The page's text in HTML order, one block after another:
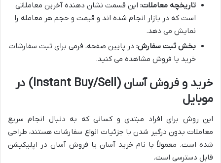
تاریخچه معاملات: این قسمت نشان دهنده آخرین معاملاتی
است که در بازار انجام شده اند و قیمت و حجم هر معامله را
نمایش می دهد.
بخش ثبت سفارش: در پایین صفحه، فرمی برای ثبت سفارشات
خرید یا فروش مشاهده می کنید.
خرید و فروش آسان (Instant Buy/Sell) در
موبایل
این روش برای افراد مبتدی و کسانی که به دنبال انجام سریع
معاملات بدون درگیر شدن با جزئیات انواع سفارشات هستند، طراحی
شده است. معمولاً با نام خرید آسان یا فروش آسان در اپلیکیشن
قابل دسترسی است.